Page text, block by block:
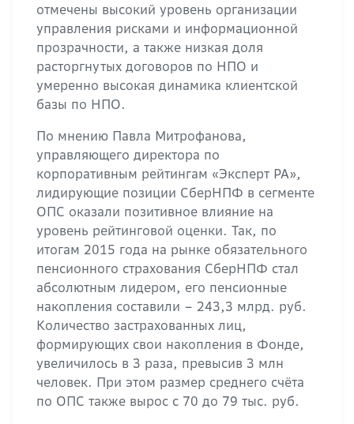
отмечены высокий уровень организации
управления рисками и информационной
прозрачности, а также низкая доля
расторгнутых договоров по НПО и
умеренно высокая динамика клиентской
базы по НПО.
По мнению Павла Митрофанова,
управляющего директора по
корпоративным рейтингам «Эксперт РА»,
лидирующие позиции СберНПФ в сегменте
ОПС оказали позитивное влияние на
уровень рейтинговой оценки. Так, по
итогам 2015 года на рынке обязательного
пенсионного страхования СберНПФ стал
абсолютным лидером, его пенсионные
накопления составили – 243,3 млрд. руб.
Количество застрахованных лиц,
формирующих свои накопления в Фонде,
увеличилось в 3 раза, превысив 3 млн
человек. При этом размер среднего счёта
по ОПС также вырос с 70 до 79 тыс. руб.